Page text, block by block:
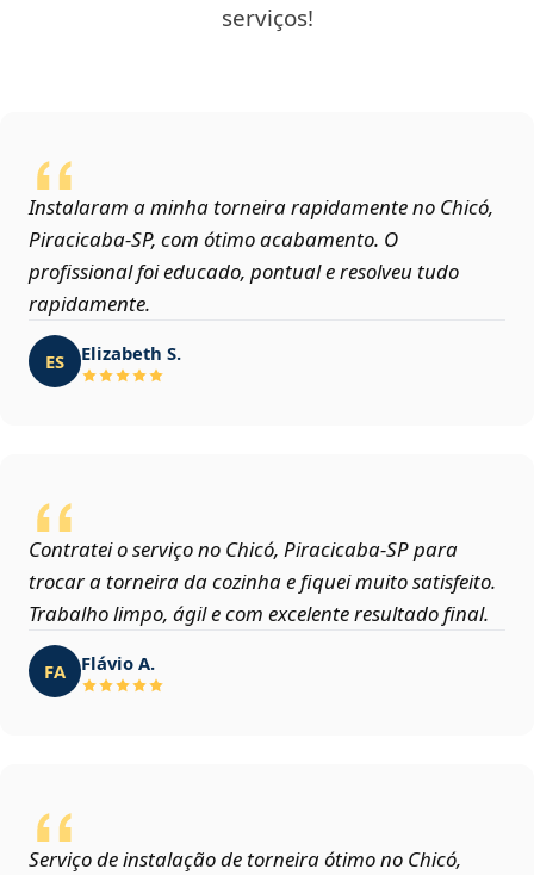
serviços!
Instalaram a minha torneira rapidamente no Chicó,
Piracicaba‑SP, com ótimo acabamento. O
profissional foi educado, pontual e resolveu tudo
rapidamente.
ES Elizabeth S.
Contratei o serviço no Chicó, Piracicaba‑SP para
trocar a torneira da cozinha e fiquei muito satisfeito.
Trabalho limpo, ágil e com excelente resultado final.
FA Flávio A.
Serviço de instalação de torneira ótimo no Chicó,